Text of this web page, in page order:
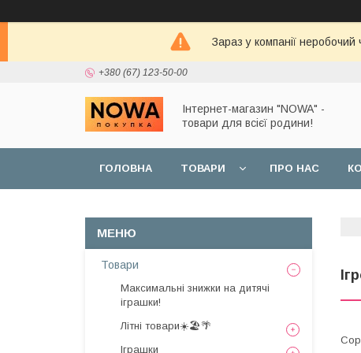
Зараз у компанії
+380 (67) 123-50-00
Інтернет-магазин "NOWA" -
товари для всієї родини!
ГОЛОВНА ТОВАРИ ПРО НАС
Товари
Максимальні знижки на дитячі
іграшки!
Літні товари☀️🏖️🌴
Іграшки